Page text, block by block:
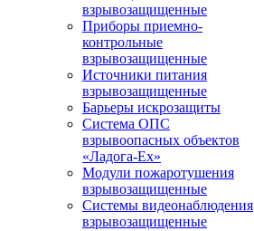
взрывозащищенные
Приборы приемно-
контрольные
взрывозащищенные
Источники питания
взрывозащищенные
Барьеры искрозащиты
Система ОПС
взрывоопасных объектов
«Ладога-Ex»
Модули пожаротушения
взрывозащищенные
Системы видеонаблюдения
взрывозащищенные